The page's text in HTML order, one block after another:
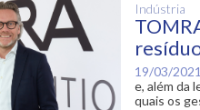
Indústria
19/03/2021
e, além da
quais os